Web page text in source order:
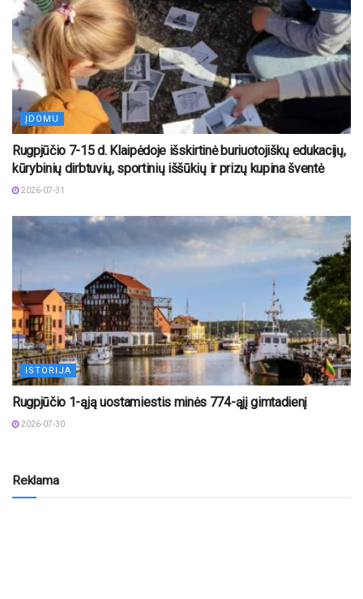
ĮDOMU
Rugpjūčio 7-15 d. Klaipėdoje išskirtinė buriuotojiškų edukacijų,
kūrybinių dirbtuvių, sportinių iššūkių ir prizų kupina šventė
2026-07-31
ISTORIJA
Rugpjūčio 1-ąją uostamiestis minės 774-ąjį gimtadienį
2026-07-30
Reklama